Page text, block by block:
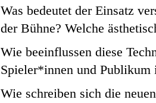
Was bedeutet der Einsatz
der Bühne? Welche
Wie beeinflussen diese
Spieler*innen und Publikum
Wie schreiben sich die